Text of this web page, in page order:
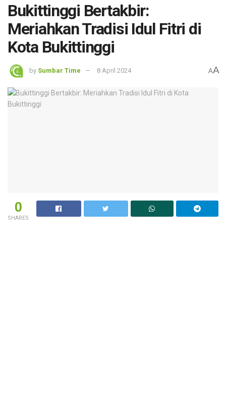
Bukittinggi Bertakbir:
Meriahkan Tradisi Idul Fitri di
Kota Bukittinggi
by Sumbar Time 8 April 2024 AA
0
SHARES